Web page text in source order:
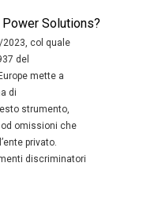
Power Solutions?
2023, col quale
del
mette a
di
strumento,
omissioni che
privato.
discriminatori